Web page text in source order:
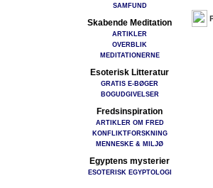
SAMFUND
Skabende Meditation
ARTIKLER
OVERBLIK
MEDITATIONERNE
Esoterisk Litteratur
GRATIS E-BØGER
BOGUDGIVELSER
Fredsinspiration
ARTIKLER OM FRED
KONFLIKTFORSKNING
MENNESKE & MILJØ
Egyptens mysterier
ESOTERISK EGYPTOLOGI